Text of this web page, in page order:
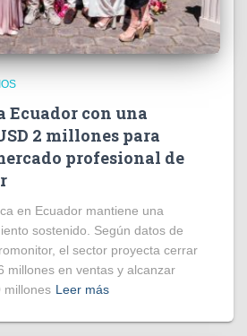
Ecuador con una
2 millones para
profesional de
en Ecuador mantiene una
sostenido. Según datos de
el sector proyecta cerrar
millones en ventas y alcanzar
millones Leer más